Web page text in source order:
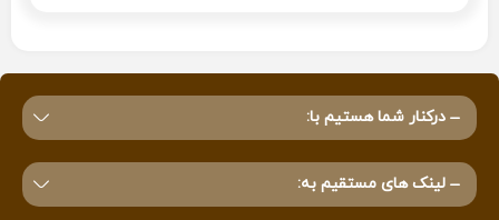
درکنار شما هستیم با:
لینک های مستقیم به: